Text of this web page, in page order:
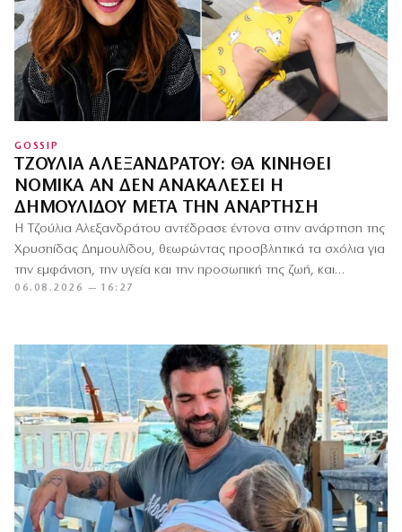
GOSSIP
ΤΖΟΎΛΙΑ ΑΛΕΞΑΝΔΡΆΤΟΥ: ΘΑ ΚΙΝΗΘΕΊ
ΝΟΜΙΚΆ ΑΝ ΔΕΝ ΑΝΑΚΑΛΈΣΕΙ Η
ΔΗΜΟΥΛΊΔΟΥ ΜΕΤΆ ΤΗΝ ΑΝΆΡΤΗΣΗ
Η Τζούλια Αλεξανδράτου αντέδρασε έντονα στην ανάρτηση της
Χρυσηίδας Δημουλίδου, θεωρώντας προσβλητικά τα σχόλια για
την εμφάνιση, την υγεία και την προσωπική της ζωή, και
προειδοποίησε…
06.08.2026 — 16:27